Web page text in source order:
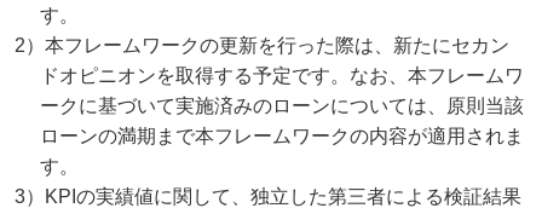
す。
2）本フレームワークの更新を行った際は、新たにセカン
ドオピニオンを取得する予定です。なお、本フレームワ
ークに基づいて実施済みのローンについては、原則当該
ローンの満期まで本フレームワークの内容が適用されま
す。
3）KPIの実績値に関して、独立した第三者による検証結果